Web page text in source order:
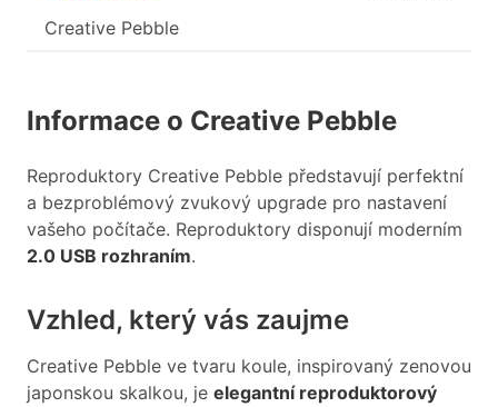
Creative Pebble
Informace o Creative Pebble
Reproduktory Creative Pebble představují perfektní
a bezproblémový zvukový upgrade pro nastavení
vašeho počítače. Reproduktory disponují moderním
2.0 USB rozhraním.
Vzhled, který vás zaujme
Creative Pebble ve tvaru koule, inspirovaný zenovou
japonskou skalkou, je elegantní reproduktorový